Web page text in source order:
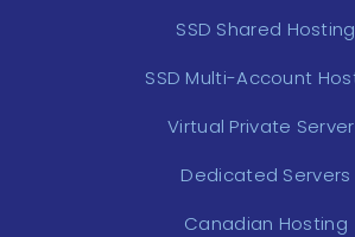
SSD Shared Hosting
SSD Multi-Account
Virtual Private
Dedicated Servers
Canadian Hosting